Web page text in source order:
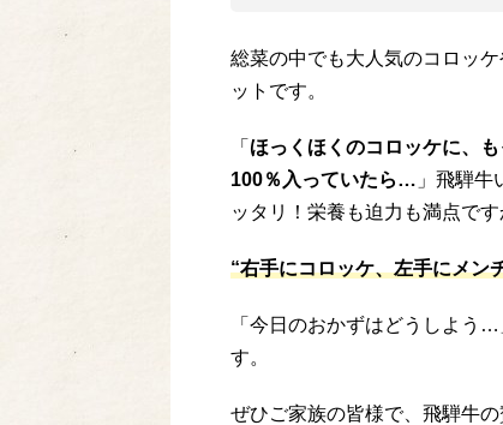
総菜の中でも大人気のコロッ
ットです。
「 ほっくほくのコロッケに、
100％入っていたら… 」飛騨
ッタリ！栄養も迫力も満点で
“右手にコロッケ、左手にメン
「今日のおかずはどうしよう
す。
ぜひご家族の皆様で、飛騨牛